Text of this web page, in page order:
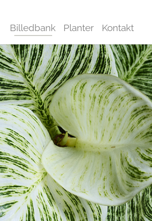
Billedbank Planter Kontakt